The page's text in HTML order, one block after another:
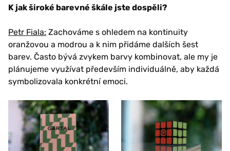
K jak široké barevné škále jste dospěli?
Petr Fiala: Zachováme s ohledem na kontinuity
oranžovou a modrou a k nim přidáme dalších šest
barev. Často bývá zvykem barvy kombinovat, ale my je
plánujeme využívat především individuálně, aby každá
symbolizovala konkrétní emoci.